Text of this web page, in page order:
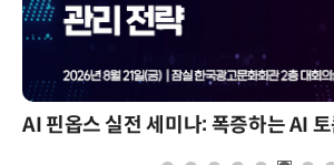
AI 핀옵스 실전 세미나: 폭증하는 AI